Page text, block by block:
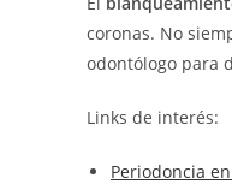
coronas. No
odontólogo para
Links de interés:
Periodoncia